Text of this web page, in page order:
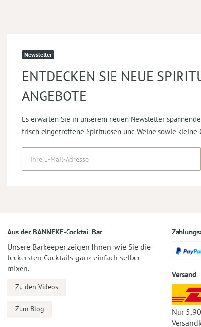
Newsletter
ENTDECKEN SIE NEUE
ANGEBOTE
Es erwarten Sie in unserem neuen Newsletter
frisch eingetroffene Spirituosen und Weine sowie kleine
Aus der BANNEKE-Cocktail Bar
Unsere Barkeeper zeigen Ihnen, wie Sie die
leckersten Cocktails ganz einfach selber
mixen.
Zu den Videos
Zum Blog
Versand
Nur